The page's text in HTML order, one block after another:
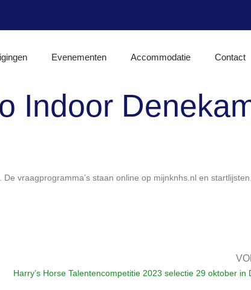
Evenementen Accommodatie Contact
Indoor
vraagprogramma’s staan online op mijnknhs.nl en
Harry’s Horse Talentencompetitie 2023 selectie 29 oktober in